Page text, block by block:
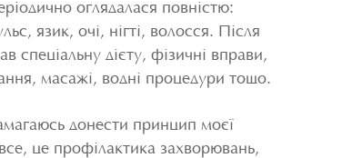
оглядалася повністю:
язик, очі, нігті, волосся. Після
спеціальну дієту, фізичні вправи,
масажі, водні процедури тощо.
донести принцип моєї
це профілактика захворювань,